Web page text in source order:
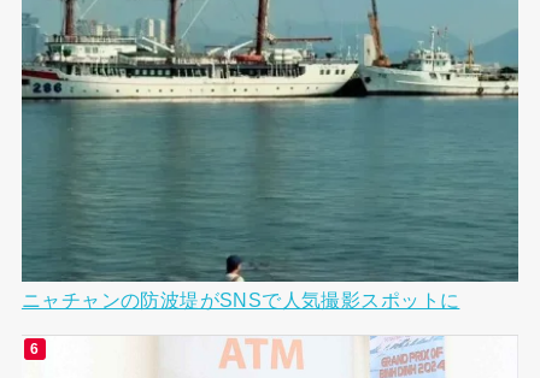
ニャチャンの防波堤がSNSで人気撮影スポットに